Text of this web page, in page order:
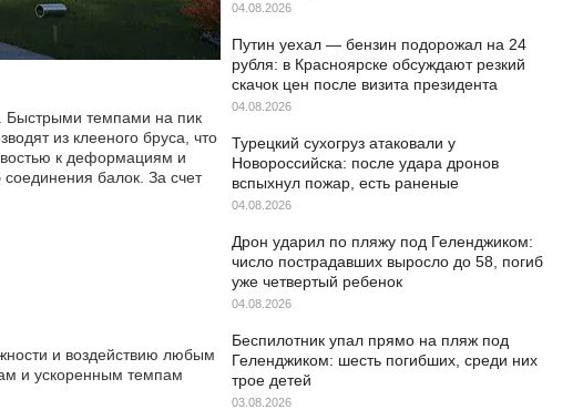
Быстрыми темпами на пик
из клееного бруса, что
к деформациям и
балок. За счет
и воздействию любым
и ускоренным темпам
04.08.2026
Путин уехал — бензин подорожал на 24
рубля: в Красноярске обсуждают резкий
скачок цен после визита президента
04.08.2026
Турецкий сухогруз атаковали у
Новороссийска: после удара дронов
вспыхнул пожар, есть раненые
04.08.2026
Дрон ударил по пляжу под Геленджиком:
число пострадавших выросло до 58, погиб
уже четвертый ребенок
04.08.2026
Беспилотник упал прямо на пляж под
Геленджиком: шесть погибших, среди них
трое детей
03.08.2026